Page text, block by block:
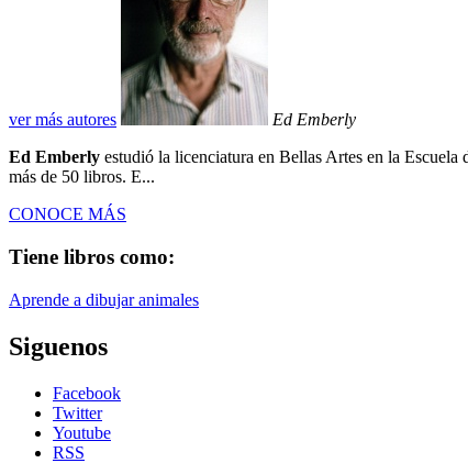
ver más autores
Ed Emberly
Ed Emberly estudió la licenciatura en Bellas Artes en la
más de 50 libros. E...
CONOCE MÁS
Tiene libros como:
Aprende a dibujar animales
Siguenos
Facebook
Twitter
Youtube
RSS